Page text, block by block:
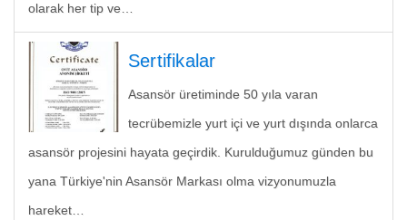
olarak her tip ve…
Sertifikalar
Asansör üretiminde 50 yıla varan
tecrübemizle yurt içi ve yurt dışında onlarca
asansör projesini hayata geçirdik. Kurulduğumuz günden bu
yana Türkiye'nin Asansör Markası olma vizyonumuzla
hareket…